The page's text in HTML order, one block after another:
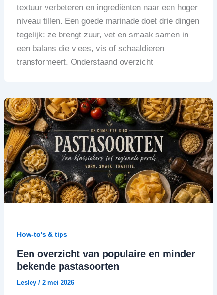
textuur verbeteren en ingrediënten naar een hoger
niveau tillen. Een goede marinade doet drie dingen
tegelijk: ze brengt zuur, vet en smaak samen in
een balans die vlees, vis of schaaldieren
transformeert. Onderstaand overzicht
How-to's & tips
Een overzicht van populaire en minder
bekende pastasoorten
Lesley / 2 mei 2026